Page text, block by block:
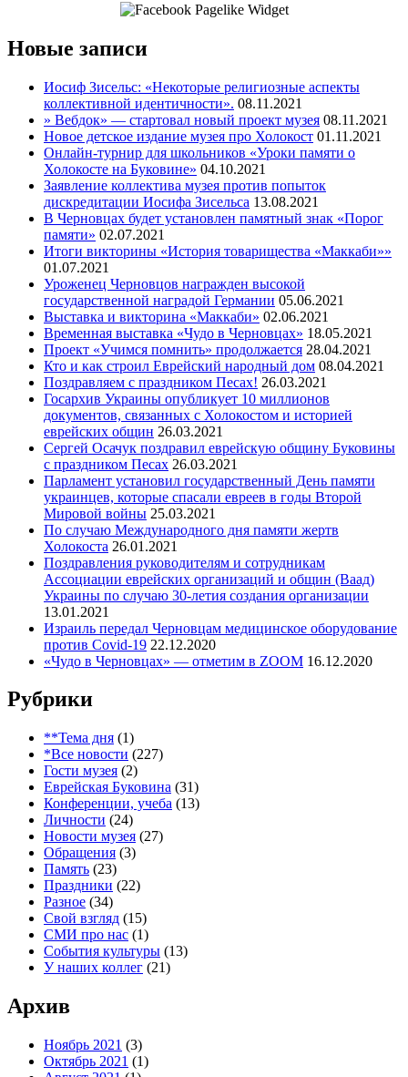
Новые записи
Иосиф Зисельс: «Некоторые религиозные аспекты
коллективной идентичности». 08.11.2021
» Вебдок» — стартовал новый проект музея 08.11.2021
Новое детское издание музея про Холокост 01.11.2021
Онлайн-турнир для школьников «Уроки памяти о
Холокосте на Буковине» 04.10.2021
Заявление коллектива музея против попыток
дискредитации Иосифа Зисельса 13.08.2021
В Черновцах будет установлен памятный знак «Порог
памяти» 02.07.2021
Итоги викторины «История товарищества «Маккаби»»
01.07.2021
Уроженец Черновцов награжден высокой
государственной наградой Германии 05.06.2021
Выставка и викторина «Маккаби» 02.06.2021
Временная выставка «Чудо в Черновцах» 18.05.2021
Проект «Учимся помнить» продолжается 28.04.2021
Кто и как строил Еврейский народный дом 08.04.2021
Поздравляем с праздником Песах! 26.03.2021
Госархив Украины опубликует 10 миллионов
документов, связанных с Холокостом и историей
еврейских общин 26.03.2021
Сергей Осачук поздравил еврейскую общину Буковины
с праздником Песах 26.03.2021
Парламент установил государственный День памяти
украинцев, которые спасали евреев в годы Второй
Мировой войны 25.03.2021
По случаю Международного дня памяти жертв
Холокоста 26.01.2021
Поздравления руководителям и сотрудникам
Ассоциации еврейских организаций и общин (Ваад)
Украины по случаю 30-летия создания организации
13.01.2021
Израиль передал Черновцам медицинское оборудование
против Covid-19 22.12.2020
«Чудо в Черновцах» — отметим в ZOOM 16.12.2020
Рубрики
**Тема дня (1)
*Все новости (227)
Гости музея (2)
Еврейская Буковина (31)
Конференции, учеба (13)
Личности (24)
Новости музея (27)
Обращения (3)
Память (23)
Праздники (22)
Разное (34)
Свой взгляд (15)
СМИ про нас (1)
События культуры (13)
У наших коллег (21)
Архив
Ноябрь 2021 (3)
Октябрь 2021 (1)